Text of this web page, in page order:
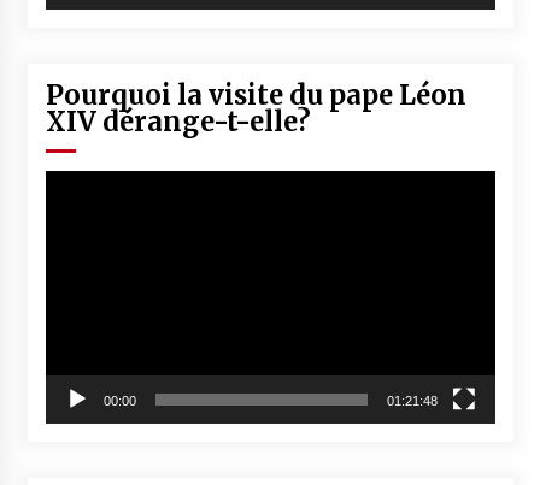
Pourquoi la visite du pape Léon
XIV dérange-t-elle?
00:00 01:21:48